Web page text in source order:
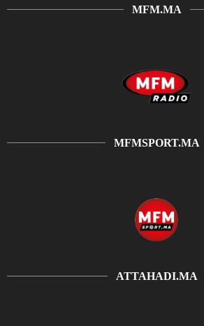
MFM.MA
MFMSPORT.MA
ATTAHADI.MA